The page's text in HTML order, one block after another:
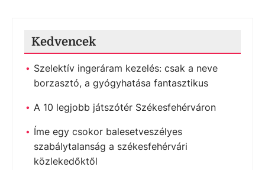
Kedvencek
Szelektív ingeráram kezelés: csak a neve
borzasztó, a gyógyhatása fantasztikus
A 10 legjobb játszótér Székesfehérváron
Íme egy csokor balesetveszélyes
szabálytalanság a székesfehérvári
közlekedőktől